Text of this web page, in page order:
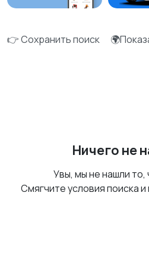
👉 Сохранить поиск
Ничего не
Увы, мы не нашли то,
Смягчите условия поиска